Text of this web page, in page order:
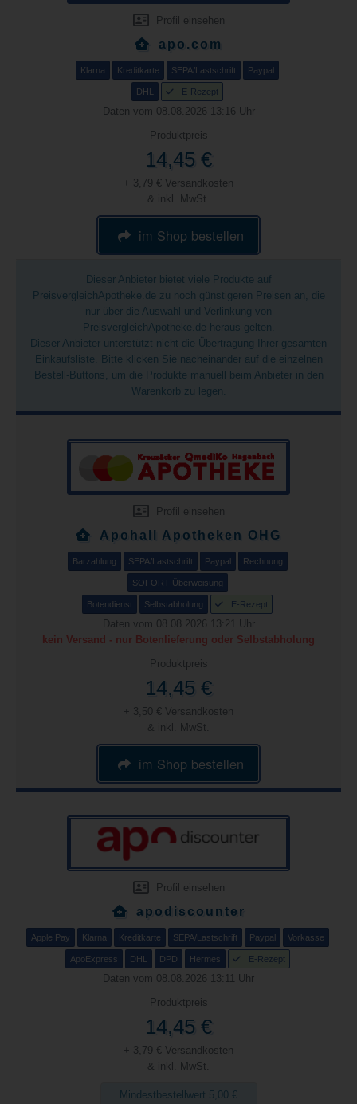
Profil einsehen
apo.com
Klarna Kreditkarte SEPA/Lastschrift Paypal
DHL E-Rezept
Daten vom 08.08.2026 13:16 Uhr
Produktpreis
14,45 €
+ 3,79 € Versandkosten
& inkl. MwSt.
im Shop bestellen
Dieser Anbieter bietet viele Produkte auf
PreisvergleichApotheke.de zu noch günstigeren Preisen an, die
nur über die Auswahl und Verlinkung von
PreisvergleichApotheke.de heraus gelten.
Dieser Anbieter unterstützt nicht die Übertragung Ihrer gesamten
Einkaufsliste. Bitte klicken Sie nacheinander auf die einzelnen
Bestell-Buttons, um die Produkte manuell beim Anbieter in den
Warenkorb zu legen.
Profil einsehen
Apohall Apotheken OHG
Barzahlung SEPA/Lastschrift Paypal Rechnung
SOFORT Überweisung
Botendienst Selbstabholung E-Rezept
Daten vom 08.08.2026 13:21 Uhr
kein Versand - nur Botenlieferung oder Selbstabholung
Produktpreis
14,45 €
+ 3,50 € Versandkosten
& inkl. MwSt.
im Shop bestellen
Profil einsehen
apodiscounter
Apple Pay Klarna Kreditkarte SEPA/Lastschrift Paypal Vorkasse
ApoExpress DHL DPD Hermes E-Rezept
Daten vom 08.08.2026 13:11 Uhr
Produktpreis
14,45 €
+ 3,79 € Versandkosten
& inkl. MwSt.
Mindestbestellwert 5,00 €